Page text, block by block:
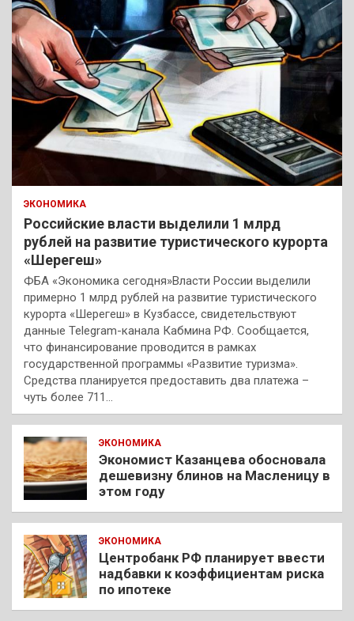
ЭКОНОМИКА
Российские власти выделили 1 млрд
рублей на развитие туристического курорта
«Шерегеш»
ФБА «Экономика сегодня»Власти России выделили
примерно 1 млрд рублей на развитие туристического
курорта «Шерегеш» в Кузбассе, свидетельствуют
данные Telegram-канала Кабмина РФ. Сообщается,
что финансирование проводится в рамках
государственной программы «Развитие туризма».
Средства планируется предоставить два платежа –
чуть более 711…
ЭКОНОМИКА
Экономист Казанцева обосновала
дешевизну блинов на Масленицу в
этом году
ЭКОНОМИКА
Центробанк РФ планирует ввести
надбавки к коэффициентам риска
по ипотеке